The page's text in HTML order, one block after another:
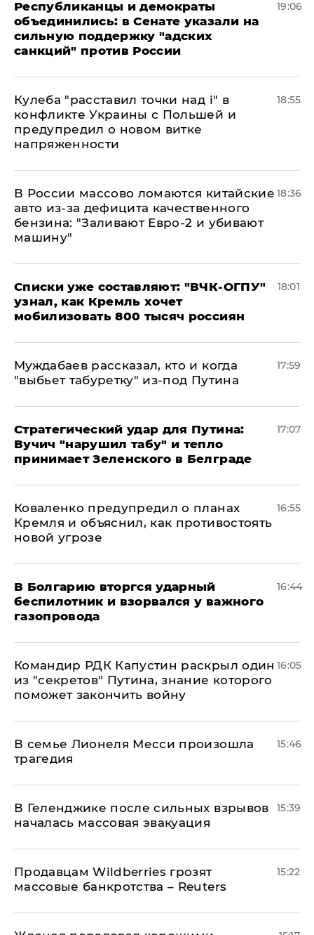
Республиканцы и демократы
объединились: в Сенате указали на
сильную поддержку "адских
санкций" против России
19:06
Кулеба "расставил точки над і" в
конфликте Украины с Польшей и
предупредил о новом витке
напряженности
18:55
В России массово ломаются китайские
авто из-за дефицита качественного
бензина: "Заливают Евро-2 и убивают
машину"
18:36
Списки уже составляют: "ВЧК-ОГПУ"
узнал, как Кремль хочет
мобилизовать 800 тысяч россиян
18:01
Муждабаев рассказал, кто и когда
"выбьет табуретку" из-под Путина
17:59
Стратегический удар для Путина:
Вучич "нарушил табу" и тепло
принимает Зеленского в Белграде
17:07
Коваленко предупредил о планах
Кремля и объяснил, как противостоять
новой угрозе
16:55
В Болгарию вторгся ударный
беспилотник и взорвался у важного
газопровода
16:44
Командир РДК Капустин раскрыл один
из "секретов" Путина, знание которого
поможет закончить войну
16:05
В семье Лионеля Месси произошла
трагедия
15:46
В Геленджике после сильных взрывов
началась массовая эвакуация
15:39
Продавцам Wildberries грозят
массовые банкротства – Reuters
15:22